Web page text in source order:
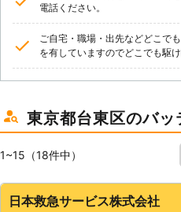
電話ください。
ご自宅・職場・出先などどこで
を有していますのでどこでも駆け
東京都台東区のバ
1~15（18件中）
日本救急サービス株式会社